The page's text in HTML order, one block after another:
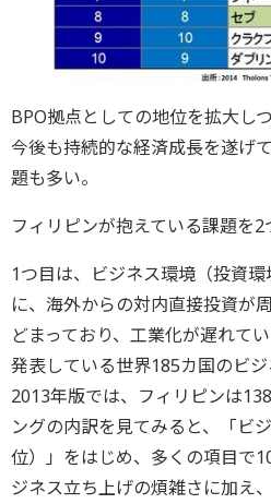
BPO拠点としての地位を拡大し
今後も持続的な経済成長を遂げ
題も多い。
フィリピンが抱えている課題を2
1つ目は、ビジネス環境（投資
に、海外からの対内直接投資が
どまっており、工業化が遅れて
発表している世界185カ国のビ
2013年版では、フィリピンは
ングの内訳を見てみると、「ビ
位）」をはじめ、多くの項目で
ジネス立ち上げの煩雑さに加え